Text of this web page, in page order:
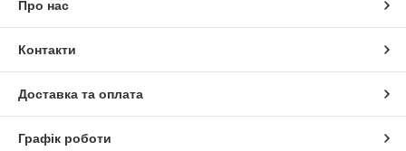
Про нас
Контакти
Доставка та оплата
Графік роботи